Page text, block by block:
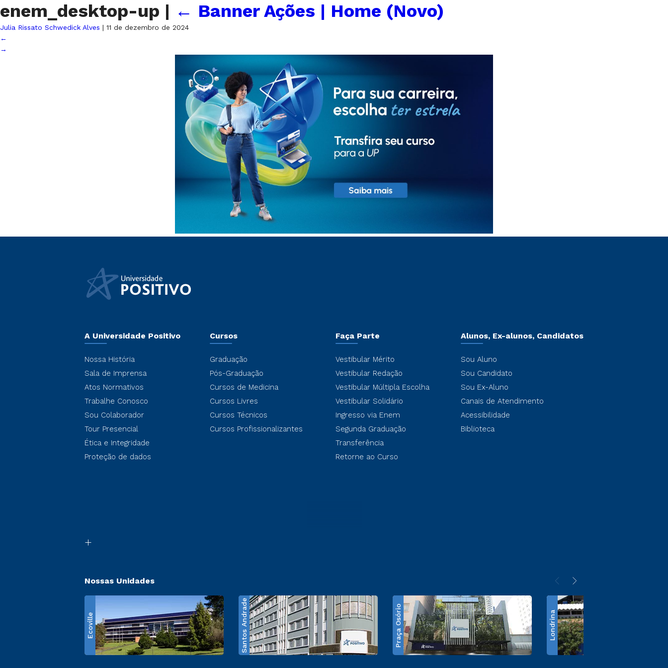
enem_desktop-up | ← Banner Ações | Home (Novo)
Julia Rissato Schwedick Alves | 11 de dezembro de 2024
←
→
A Universidade Positivo
Nossa História
Sala de Imprensa
Atos Normativos
Trabalhe Conosco
Sou Colaborador
Tour Presencial
Ética e Integridade
Proteção de dados
Cursos
Graduação
Pós-Graduação
Cursos de Medicina
Cursos Livres
Cursos Técnicos
Cursos Profissionalizantes
Faça Parte
Vestibular Mérito
Vestibular Redação
Vestibular Múltipla Escolha
Vestibular Solidário
Ingresso via Enem
Segunda Graduação
Transferência
Retorne ao Curso
Alunos, Ex-alunos, Candidatos
Sou Aluno
Sou Candidato
Sou Ex-Aluno
Canais de Atendimento
Acessibilidade
Biblioteca
Nossas Unidades
Ecoville Santos Andrade Praça Osório Londrina